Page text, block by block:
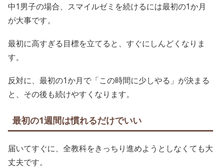
中1男子の場合、スマイルゼミを続けるには最初の1か月
が大事です。
最初に高すぎる目標を立てると、すぐにしんどくなりま
す。
反対に、最初の1か月で「この時間に少しやる」が決まる
と、その後も続けやすくなります。
最初の1週間は慣れるだけでいい
届いてすぐに、全教科をきっちり進めようとしなくても大
丈夫です。